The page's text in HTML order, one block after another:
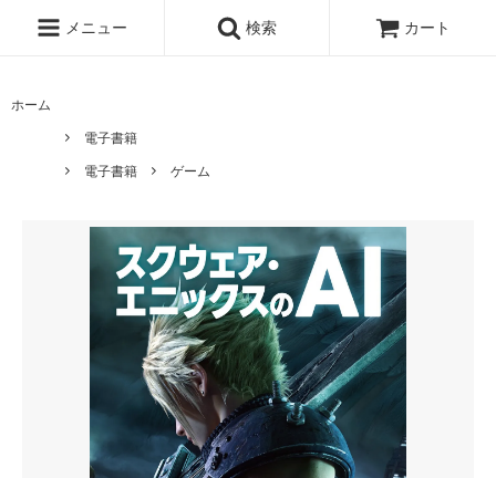
メニュー 検索 カート
ホーム
電子書籍
電子書籍
ゲーム